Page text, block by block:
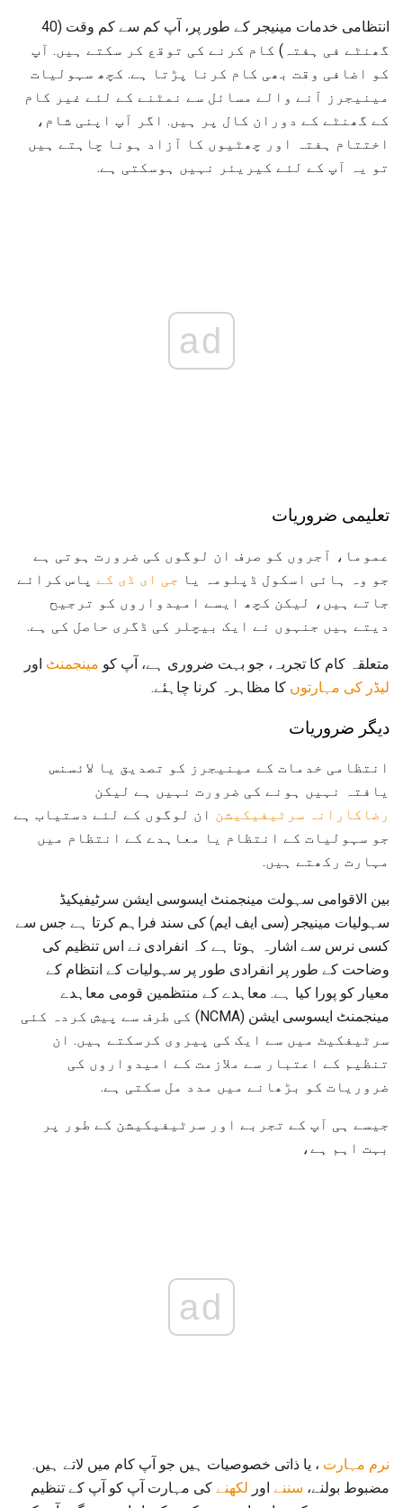
انتظامی خدمات مینیجر کے طور پر، آپ کم سے کم وقت (40
گھنٹے فی ہفتہ) کام کرنے کی توقع کر سکتے ہیں. آپ
کو اضافی وقت بھی کام کرنا پڑتا ہے. کچھ سہولیات
مینیجرز آنے والے مسائل سے نمٹنے کے لئے غیر کام
کے گھنٹے کے دوران کال پر ہیں. اگر آپ اپنی شام،
اختتام ہفتہ اور چھٹیوں کا آزاد ہونا چاہتے ہیں
تو یہ آپ کے لئے کیریئر نہیں ہوسکتی ہے.
ad
تعلیمی ضروریات
عموما، آجروں کو صرف ان لوگوں کی ضرورت ہوتی ہے
جو وہ ہائی اسکول ڈپلومہ یا جی ای ڈی کے پاس کرائے
جاتے ہیں، لیکن کچھ ایسے امیدواروں کو ترجیح
دیتے ہیں جنہوں نے ایک بیچلر کی ڈگری حاصل کی ہے.
متعلقہ کام کا تجربہ، جو بہت ضروری ہے، آپ کو مینجمنٹ اور
لیڈر کی مہارتوں کا مظاہرہ کرنا چاہئے.
دیگر ضروریات
انتظامی خدمات کے مینیجرز کو تصدیق یا لائسنس
یافتہ نہیں ہونے کی ضرورت نہیں ہے لیکن
رضاکارانہ سرٹیفیکیشن ان لوگوں کے لئے دستیاب ہے
جو سہولیات کے انتظام یا معاہدے کے انتظام میں
مہارت رکھتے ہیں.
بین الاقوامی سہولت مینجمنٹ ایسوسی ایشن سرٹیفیکیڈ
سہولیات مینیجر (سی ایف ایم) کی سند فراہم کرتا ہے جس سے
کسی نرس سے اشارہ ہوتا ہے کہ انفرادی نے اس تنظیم کی
وضاحت کے طور پر انفرادی طور پر سہولیات کے انتظام کے
معیار کو پورا کیا ہے. معاہدے کے منتظمین قومی معاہدے
مینجمنٹ ایسوسی ایشن (NCMA) کی طرف سے پیش کردہ کئی
سرٹیفکیٹ میں سے ایک کی پیروی کرسکتے ہیں. ان
تنظیم کے اعتبار سے ملازمت کے امیدواروں کی
ضروریات کو بڑھانے میں مدد مل سکتی ہے.
جیسے ہی آپ کے تجربے اور سرٹیفیکیشن کے طور پر
بہت اہم ہے،
ad
نرم مہارت ، یا ذاتی خصوصیات ہیں جو آپ کام میں لاتے ہیں.
مضبوط بولنے، سننے اور لکھنے کی مہارت آپ کو آپ کے تنظیم